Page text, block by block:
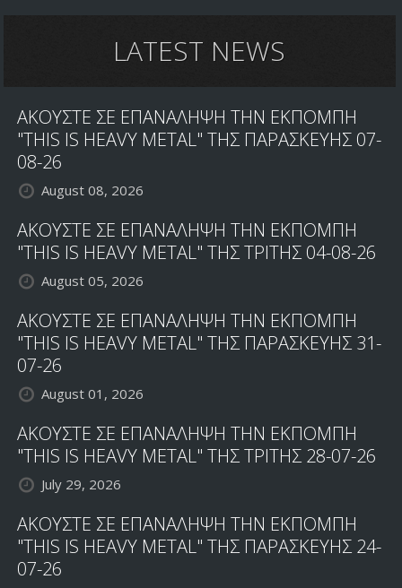
LATEST NEWS
ΑΚΟΥΣΤΕ ΣΕ ΕΠΑΝΑΛΗΨΗ ΤΗΝ ΕΚΠΟΜΠΗ
"THIS IS HEAVY METAL" ΤΗΣ ΠΑΡΑΣΚΕΥΗΣ 07-
08-26
August 08, 2026
ΑΚΟΥΣΤΕ ΣΕ ΕΠΑΝΑΛΗΨΗ ΤΗΝ ΕΚΠΟΜΠΗ
"THIS IS HEAVY METAL" ΤΗΣ ΤΡΙΤΗΣ 04-08-26
August 05, 2026
ΑΚΟΥΣΤΕ ΣΕ ΕΠΑΝΑΛΗΨΗ ΤΗΝ ΕΚΠΟΜΠΗ
"THIS IS HEAVY METAL" ΤΗΣ ΠΑΡΑΣΚΕΥΗΣ 31-
07-26
August 01, 2026
ΑΚΟΥΣΤΕ ΣΕ ΕΠΑΝΑΛΗΨΗ ΤΗΝ ΕΚΠΟΜΠΗ
"THIS IS HEAVY METAL" ΤΗΣ ΤΡΙΤΗΣ 28-07-26
July 29, 2026
ΑΚΟΥΣΤΕ ΣΕ ΕΠΑΝΑΛΗΨΗ ΤΗΝ ΕΚΠΟΜΠΗ
"THIS IS HEAVY METAL" ΤΗΣ ΠΑΡΑΣΚΕΥΗΣ 24-
07-26